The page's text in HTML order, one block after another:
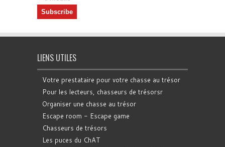
LIENS UTILES
Votre prestataire pour votre chasse au trésor
Pour les lecteurs, chasseurs de trésorsr
Organiser une chasse au trésor
Escape room - Escape game
Chasseurs de trésors
Les puces du ChAT